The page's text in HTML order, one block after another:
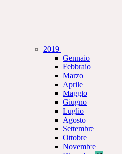
2019
Gennaio
Febbraio
Marzo
Aprile
Maggio
Giugno
Luglio
Agosto
Settembre
Ottobre
Novembre